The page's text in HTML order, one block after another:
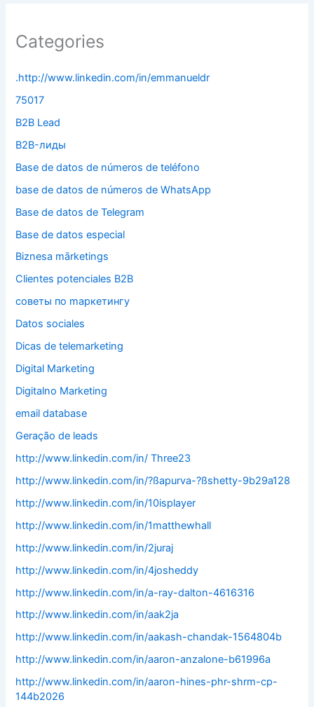
Categories
.http://www.linkedin.com/in/emmanueldr
75017
B2B Lead
B2B-лиды
Base de datos de números de teléfono
base de datos de números de WhatsApp
Base de datos de Telegram
Base de datos especial
Biznesa mārketings
Clientes potenciales B2B
cоветы по mаркетингу
Datos sociales
Dicas de telemarketing
Digital Marketing
Digitalno Marketing
email database
Geração de leads
http://www.linkedin.com/in/ Three23
http://www.linkedin.com/in/?ßapurva-?ßshetty-9b29a128
http://www.linkedin.com/in/10isplayer
http://www.linkedin.com/in/1matthewhall
http://www.linkedin.com/in/2juraj
http://www.linkedin.com/in/4josheddy
http://www.linkedin.com/in/a-ray-dalton-4616316
http://www.linkedin.com/in/aak2ja
http://www.linkedin.com/in/aakash-chandak-1564804b
http://www.linkedin.com/in/aaron-anzalone-b61996a
http://www.linkedin.com/in/aaron-hines-phr-shrm-cp-
144b2026